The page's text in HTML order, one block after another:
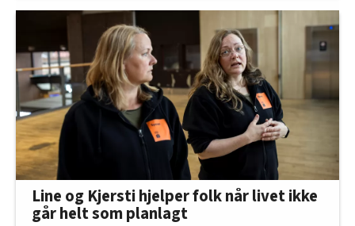
Line og Kjersti hjelper folk når livet ikke
går helt som planlagt